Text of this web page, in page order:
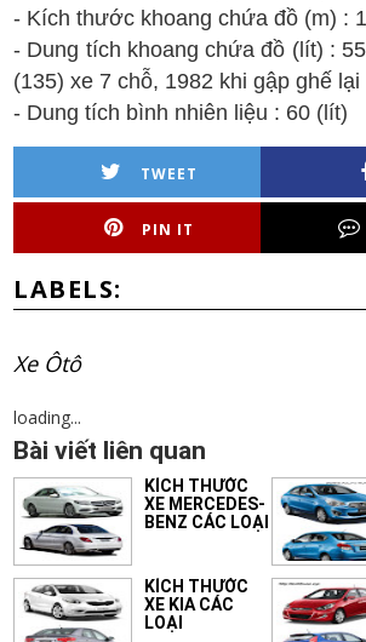
- Kích thước khoang chứađồ (m) :
- Dung tích khoang chứađồ (lít) :
(135) xe 7 chỗ, 1982 khi gập ghế lại
- Dung tích bình nhiên liệu : 60 (lít)
TWEET
PIN IT
LABELS:
Xe Ôtô
loading...
Bài viết liên quan
KÍCH THƯỚC
XE MERCEDES-
BENZ CÁC LOẠI
KÍCH THƯỚC
XE KIA CÁC
LOẠI